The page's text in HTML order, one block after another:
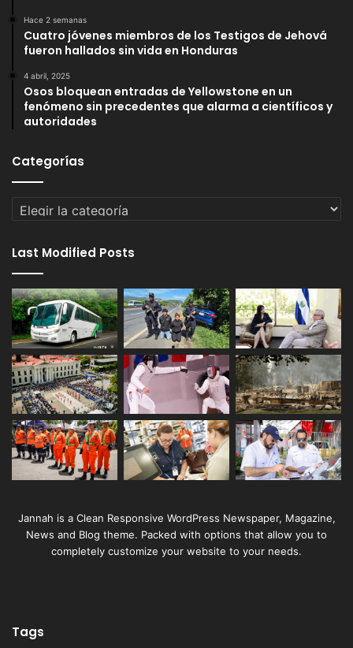
Hace 2 semanas
Cuatro jóvenes miembros de los Testigos de Jehová
fueron hallados sin vida en Honduras
4 abril, 2025
Osos bloquean entradas de Yellowstone en un
fenómeno sin precedentes que alarma a científicos y
autoridades
Categorías
Categorías
Last Modified Posts
Jannah is a Clean Responsive WordPress Newspaper, Magazine,
News and Blog theme. Packed with options that allow you to
completely customize your website to your needs.
Tags